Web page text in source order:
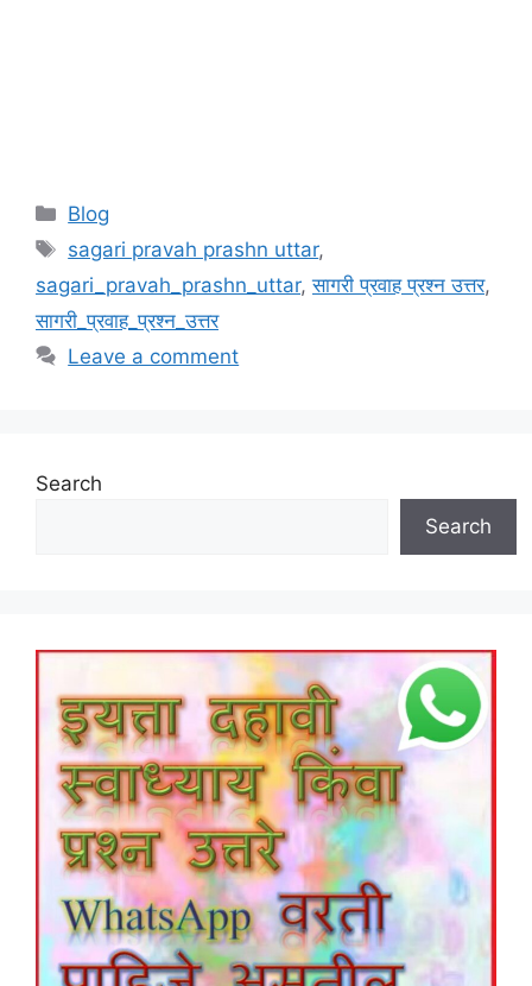
Categories
Blog
Tags
sagari pravah prashn uttar,
sagari_pravah_prashn_uttar,सागरी प्रवाह प्रश्न उत्तर,
सागरी_प्रवाह_प्रश्न_उत्तर
Leave a comment
Search
Search